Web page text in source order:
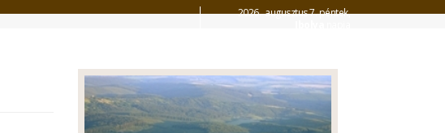
2026. augusztus 7. péntek,